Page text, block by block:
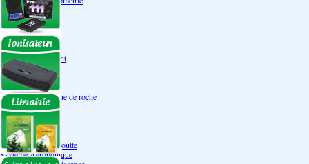
Humidificateurs
Accessoires
Pots - Substrats
Soucoupe
Air Pots originaux
Promotion Discount
Terraux
Autres substrats
Fibre Coco
Billes d'argile- Laine de roche
Irrigation
Orchidées
Système NFT
Ultraponie
Système goutte à goutte
Système Aéroponique